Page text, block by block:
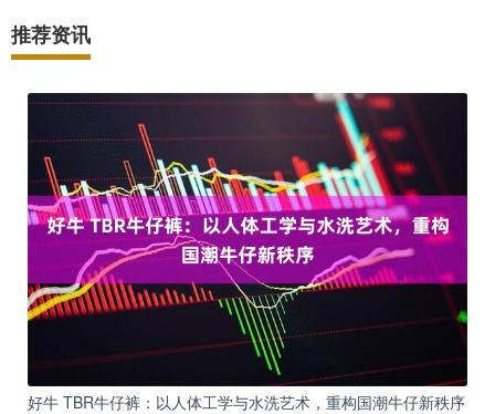
推荐资讯
好牛 TBR牛仔裤：以人体工学与水洗艺术，重构国潮牛仔新秩序